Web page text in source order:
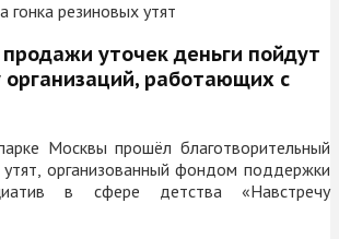
уточек деньги пойдут
работающих с
Москвы прошёл благотворительный
организованный фондом поддержки
в сфере детства «Навстречу